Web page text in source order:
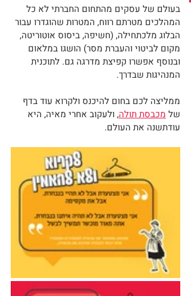
בעולם של עסקים מהתחום החברתי לא כל
המהלכים מטרתם רווח, המטרות שהוגדרו עבור
הבלוג מלכתחילה, (חשיפה, ביסוס אוטוריטה,
מקום לביטוי והעברת מסר) הושגו במלאום
ובנוסף אפשרו קפיצת מדרגה גם. לתוכנית
המנהיגות שבדרך.
ממליצה לכם בחום להיכנס ולקרוא עוד בדף
של מכבסת תולה, ולעקוב אחרי מאיה, היא
עודתשנה את העולם.